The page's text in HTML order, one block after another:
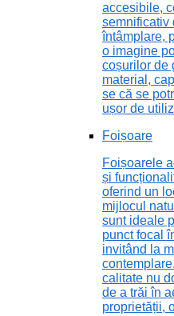
accesibile,
semnificativ
întâmplare,
o imagine
coșurilor de
material,
se că se
ușor de
Foișoare
Foișoarele
și
oferind un
mijlocul
sunt ideale
punct focal
invitând la
calitate nu
de a trăi în
proprietății,